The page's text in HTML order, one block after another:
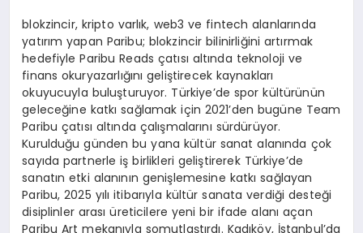
blokzincir, kripto varlık, web3 ve fintech alanlarında
yatırım yapan Paribu; blokzincir bilinirliğini artırmak
hedefiyle Paribu Reads çatısı altında teknoloji ve
finans okuryazarlığını geliştirecek kaynakları
okuyucuyla buluşturuyor. Türkiye’de spor kültürünün
geleceğine katkı sağlamak için 2021’den bugüne Team
Paribu çatısı altında çalışmalarını sürdürüyor.
Kurulduğu günden bu yana kültür sanat alanında çok
sayıda partnerle iş birlikleri geliştirerek Türkiye’de
sanatın etki alanının genişlemesine katkı sağlayan
Paribu, 2025 yılı itibarıyla kültür sanata verdiği desteği
disiplinler arası üreticilere yeni bir ifade alanı açan
Paribu Art mekanıyla somutlaştırdı. Kadıköy, İstanbul’da